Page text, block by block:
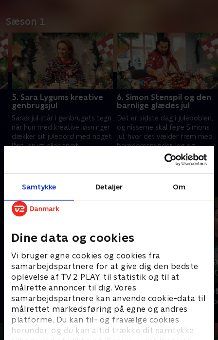
Samtykke Detaljer Om
Dine data og cookies
Vi bruger egne cookies og cookies fra
samarbejdspartnere for at give dig den bedste
oplevelse af TV 2 PLAY, til statistik og til at
målrette annoncer til dig. Vores
samarbejdspartnere kan anvende cookie-data til
målrettet markedsføring på egne og andres
platforme. Du kan til- og fravælge cookies
herunder, og du kan altid trække dit samtykke
Sæson 1
5. Sara Lygums kreative
genbrugsjul
Saras jul står i genbrugets tegn,
når hun med kreative løsninger
dækker sit julebord med noget
lånt, brugt eller arvet
6. Simon Stenspil og den
barnlige glædes jul
Det er sidste dag i juleboblen,
og nisserne skal fejre Simons
jul, hvor det vælder frem med
barndomsminder, leg og
masser af julebegejstring. .
14. december 2023 • 40 min
Andre så også
I den søde juletid
Livsstil • 4 sæsoner Livsstil • 1